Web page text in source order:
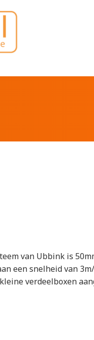
van Ubbink is
een snelheid van
verdeelboxen